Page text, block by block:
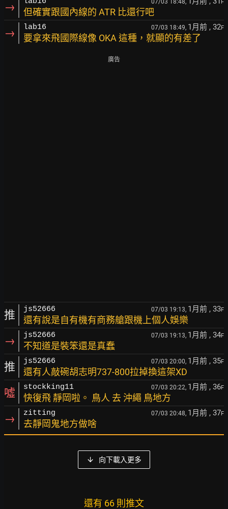
→ 07/03 18:48, F
但確實跟國內線的 ATR 比還行吧
→ lab16 07/03 18:49, 1月前 , 32F
要拿來飛國際線像 OKA 這種，就顯的有差了
廣告
推 js52666 07/03 19:13, 1月前 , 33F
還有說是自有機有商務艙跟機上個人娛樂
→ js52666 07/03 19:13, 1月前 , 34F
不知道是裝笨還是真蠢
推 js52666 07/03 20:00, 1月前 , 35F
還有人敲碗胡志明737-800拉掉換這架XD
噓 stockking11 07/03 20:22, 1月前 , 36F
快復飛 靜岡啦。 鳥人 去 沖繩 鳥地方
→ zitting 07/03 20:48, 1月前 , 37F
去靜岡鬼地方做啥
向下載入更多
還有 66 則推文